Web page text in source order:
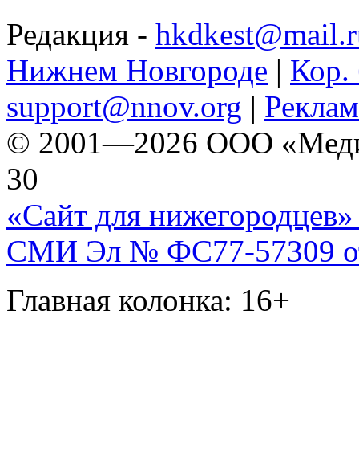
Редакция -
Нижнем Новгороде | Кор.
support@nnov.org |
© 2001—2026 ООО
30
«Сайт для нижегородцев»
СМИ Эл № ФС77-57309
Главная колонка: 16+